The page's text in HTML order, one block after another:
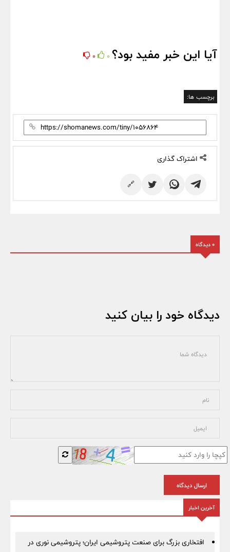
آیا این خبر مفید بود؟ 0
0
برچسب ها:
اشتراک گذاری
🔗
0 دیدگاه
دیدگاه خود را بیان کنید
ارسال دیدگاه
آخرین اخبار
افتخاری بزرگ برای صنعت پتروشیمی ایران؛ پتروشیمی نوری در